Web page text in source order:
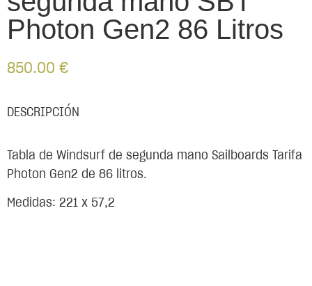
Photon Gen2 86 Litros
850.00 €
DESCRIPCIÓN
Tabla de Windsurf de segunda mano Sailboards Tarifa
Photon Gen2 de 86 litros.
Medidas: 221 x 57,2